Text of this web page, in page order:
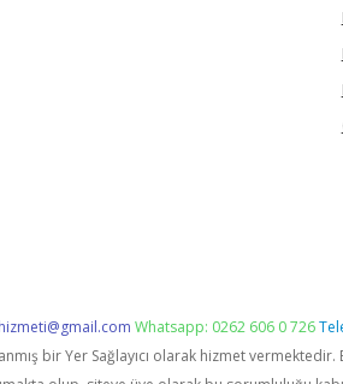
Whatsapp: 0262 606 0 726
bir Yer Sağlayıcı olarak hizmet